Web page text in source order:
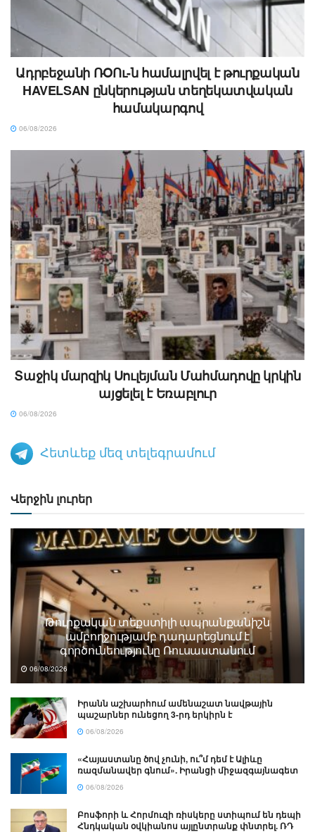
Ադրբեջանի ՌՕՈւ-ն համալրվել է թուրքական
HAVELSAN ընկերության տեղեկատվական
համակարգով
06/08/2026
Տաջիկ մարզիկ Սուլեյման Մահմադովը կրկին
այցելել է Եռաբլուր
06/08/2026
Հետևեք մեզ տելեգրամում
Վերջին լուրեր
Թուրքական տեքստիլի ապրանքանիշն
ամբողջությամբ դադարեցնում է
գործունեությունը Ռուսաստանում
06/08/2026
Իրանն աշխարհում ամենաշատ նավթային
պաշարներ ունեցող 3-րդ երկիրն է
06/08/2026
«Հայաստանը ծով չունի, ու՞մ դեմ է Ալիևը
ռազմանավեր գնում». Իրանցի միջազգայնագետ
06/08/2026
Բոսֆորի և Հորմուզի ռիսկերը ստիպում են դեպի
Հնդկական օվկիանոս այլընտրանք փնտրել. ՌԴ